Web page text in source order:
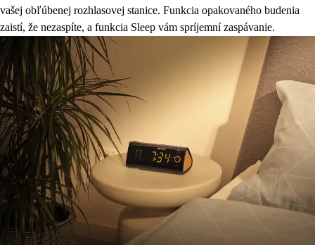
vašej obľúbenej rozhlasovej stanice. Funkcia opakovaného budenia
zaistí, že nezaspíte, a funkcia Sleep vám spríjemní zaspávanie.